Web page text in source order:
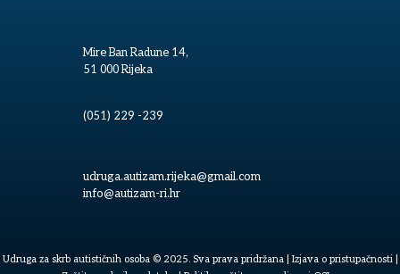
Mire Ban Radune 14,
51 000 Rijeka
(051) 229 -239
udruga.autizam.rijeka@gmail.com
info@autizam-ri.hr
Udruga za skrb autističnih osoba © 2025. Sva prava pridržana | Izjava o pristupačnosti|